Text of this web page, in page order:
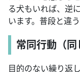
る犬もいれば、逆
います。普段と違
常同行動（同
目的のない繰り返